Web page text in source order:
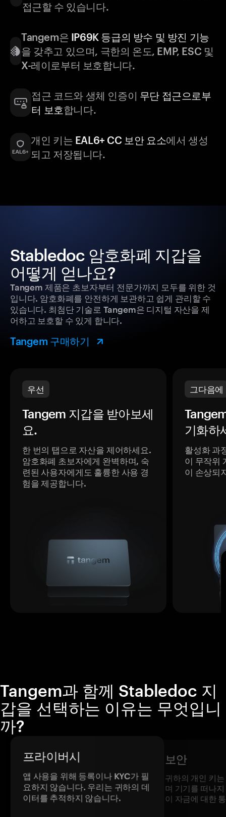
접근할 수 있습니다.
Tangem은 IP69K 등급의 방수 및 방진 기능
을 갖추고 있으며, 극한의 온도, EMP, ESC 및
X-레이로부터 보호합니다.
접근 코드와 생체 인증이 무단 접근으로부
터 보호합니다.
개인 키는 EAL6+ CC 보안 요소에서 생성
되고 저장됩니다.
Stabledoc 암호화폐 지갑을
어떻게 얻나요?
Tangem 제품은 초보자부터 전문가까지 모두를 위한 것
입니다. 암호화폐를 안전하게 보관하고 쉽게 관리할 수
있습니다. 최첨단 기술로 Tangem은 디지털 자산을 제
어하고 보호할 수 있게 합니다.
Tangem 구매하기
우선
Tangem 지갑을 받아보세
요.
한 번의 탭으로 자산을 제어하세요.
암호화폐 초보자에게 완벽하며, 숙
련된 사용자에게도 훌륭한 사용 경
험을 제공합니다.
그다음에
기화하
활성화 과
이 무작위
이 손상되
Tangem과 함께 Stabledoc 지
갑을 선택하는 이유는 무엇입니
까?
프라이버시
앱 사용을 위해 등록이나 KYC가 필
요하지 않습니다. 우리는 귀하의 데
이터를 추적하지 않습니다.
보안
귀하의 개인 키
며 기기를 떠나
이 자금에 대한